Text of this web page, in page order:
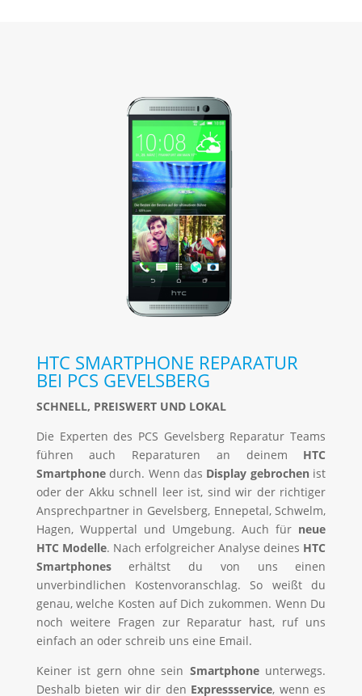
HTC SMARTPHONE REPARATUR
BEI PCS GEVELSBERG
SCHNELL, PREISWERT UND LOKAL
Die Experten des PCS Gevelsberg Reparatur Teams
führen auch Reparaturen an deinem HTC
Smartphonedurch. Wenn das Display gebrochen ist
oder der Akku schnell leer ist, sind wir der richtiger
Ansprechpartner in Gevelsberg, Ennepetal, Schwelm,
Hagen, Wuppertal und Umgebung. Auch für neue
HTC Modelle. Nach erfolgreicher Analyse deines HTC
Smartphoneserhältst du von uns einen
unverbindlichen Kostenvoranschlag. So weißt du
genau, welche Kosten auf Dich zukommen. Wenn Du
noch weitere Fragen zur Reparatur hast, ruf uns
einfach an oder schreib uns eine Email.
Keiner ist gern ohne sein Smartphoneunterwegs.
Deshalb bieten wir dir den Expressservice, wenn es